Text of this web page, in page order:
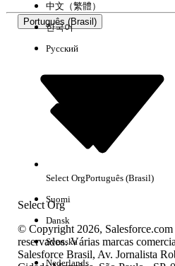
Sem
Português (Brasil)
Select Org
中文（繁體）
한국어
Русский
Select OrgPortuguês (Brasil)
Suomi
Dansk
Svenska
Nederlands
© Copyright 2026,
reservados. Várias marcas
Salesforce Brasil, Av. Jornalista